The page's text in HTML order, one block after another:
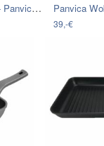
BERLINGER HAUS - Panvica 28cm Granit…
39,-€